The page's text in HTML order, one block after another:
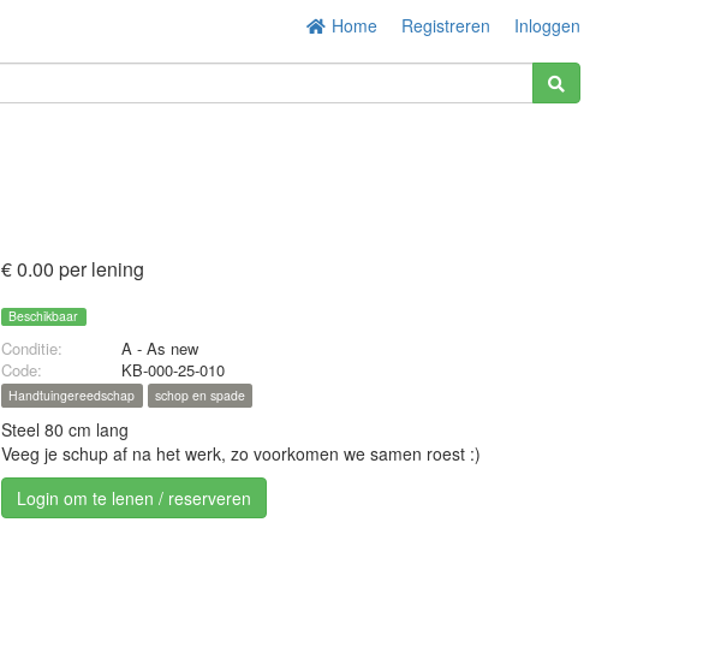
Home Registreren Inloggen
€ 0.00 per lening
Beschikbaar
Conditie:
A - As new
Code:
KB-000-25-010
Handtuingereedschap schop en spade
Steel 80 cm lang
Veeg je schup af na het werk, zo voorkomen we samen roest :)
Login om te lenen / reserveren